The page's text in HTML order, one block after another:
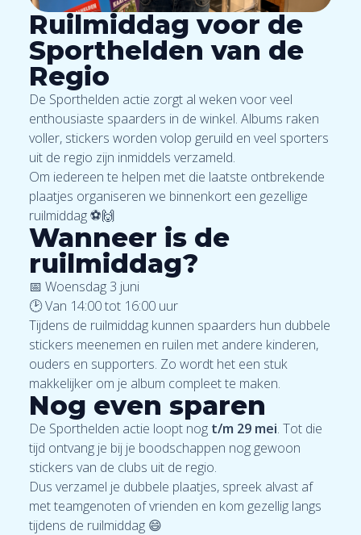
Ruilmiddag voor de
Sporthelden van de
Regio
De Sporthelden actie zorgt al weken voor veel
enthousiaste spaarders in de winkel. Albums raken
voller, stickers worden volop geruild en veel sporters
uit de regio zijn inmiddels verzameld.
Om iedereen te helpen met die laatste ontbrekende
plaatjes organiseren we binnenkort een gezellige
ruilmiddag ⚽🙌
Wanneer is de
ruilmiddag?
📅 Woensdag 3 juni
🕑 Van 14:00 tot 16:00 uur
Tijdens de ruilmiddag kunnen spaarders hun dubbele
stickers meenemen en ruilen met andere kinderen,
ouders en supporters. Zo wordt het een stuk
makkelijker om je album compleet te maken.
Nog even sparen
De Sporthelden actie loopt nog t/m 29 mei. Tot die
tijd ontvang je bij je boodschappen nog gewoon
stickers van de clubs uit de regio.
Dus verzamel je dubbele plaatjes, spreek alvast af
met teamgenoten of vrienden en kom gezellig langs
tijdens de ruilmiddag 😄